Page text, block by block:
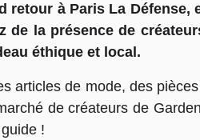
retour à Paris La
de la présence de
éthique et local.
articles de mode, des
de créateurs de
!